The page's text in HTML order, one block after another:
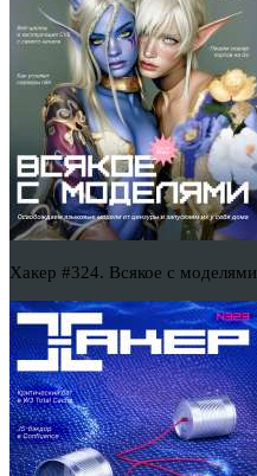
Хакер #324. Всякое с моделями